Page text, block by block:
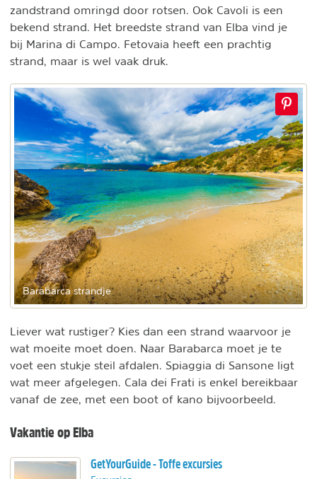
zandstrand omringd door rotsen. Ook Cavoli is een
bekend strand. Het breedste strand van Elba vind je
bij Marina di Campo. Fetovaia heeft een prachtig
strand, maar is wel vaak druk.
Barabarca strandje
Liever wat rustiger? Kies dan een strand waarvoor je
wat moeite moet doen. Naar Barabarca moet je te
voet een stukje steil afdalen. Spiaggia di Sansone ligt
wat meer afgelegen. Cala dei Frati is enkel bereikbaar
vanaf de zee, met een boot of kano bijvoorbeeld.
Vakantie op Elba
GetYourGuide - Toffe excursies